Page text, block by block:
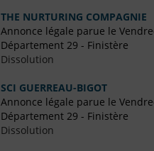
THE NURTURING COMPAGNIE
Annonce légale parue le
Département 29 - Finistère
Dissolution
SCI GUERREAU-BIGOT
Annonce légale parue le
Département 29 - Finistère
Dissolution